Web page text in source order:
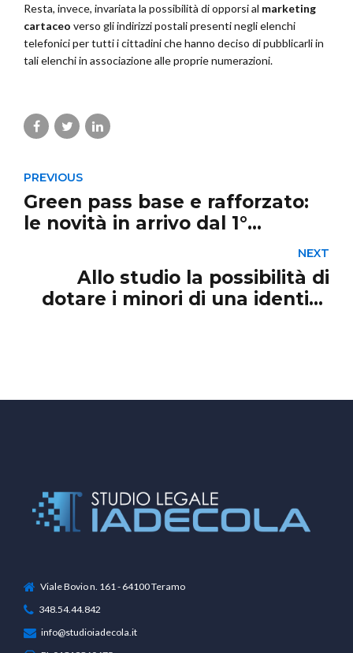
Resta, invece, invariata la possibilità di opporsi al marketing
cartaceo verso gli indirizzi postali presenti negli elenchi
telefonici per tutti i cittadini che hanno deciso di pubblicarli in
tali elenchi in associazione alle proprie numerazioni.
PREVIOUS
Green pass base e rafforzato:
le novità in arrivo dal 1°
NEXT
Allo studio la possibilità di
dotare i minori di una identità
Viale Bovio n. 161 - 64100 Teramo
348.54.44.842
info@studioiadecola.it